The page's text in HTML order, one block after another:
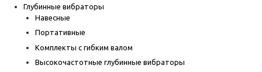
Глубинные вибраторы
Навесные
Портативные
Комплекты с гибким валом
Высокочастотные глубинные вибраторы